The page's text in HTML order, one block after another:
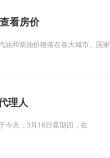
看房价
油和柴油价格落在各大城市。国家
理人
今天，3月18日星期四，在